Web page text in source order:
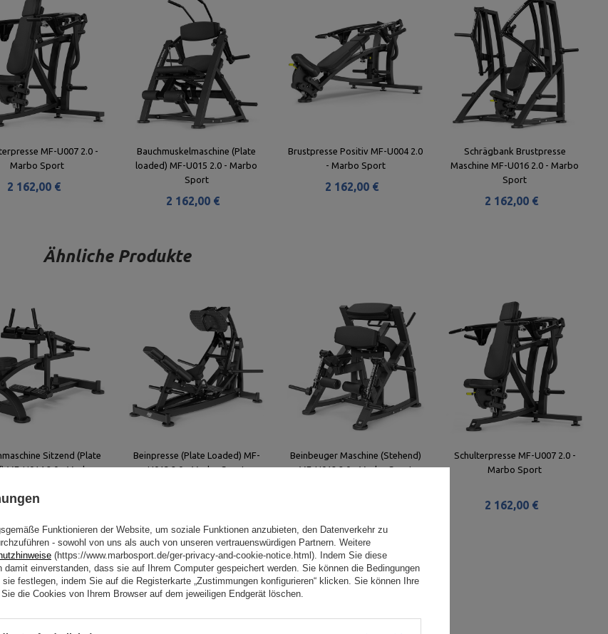
MF-U007 2.0 -
Marbo Sport
2 162,00 €
Bauchmuskelmaschine (Plate
loaded) MF-U015 2.0 - Marbo
Sport
2 162,00 €
Brustpresse Positiv MF-U004 2.0
- Marbo Sport
2 162,00 €
Schrägbank Brustpresse
Maschine MF-U016 2.0 - Marbo
Sport
2 162,00 €
Ähnliche Produkte
Sitzend (Plate
MF-U014 2.0 - Marbo
1 376,00 €
Beinpresse (Plate Loaded) MF-
U013 2.0 - Marbo Sport
Beinbeuger Maschine (Stehend)
MF-U012 2.0 - Marbo Sport
Schulterpresse MF-U007 2.0 -
Marbo Sport
2 162,00 €
Funktionieren der Website, um soziale Funktionen anzubieten, den Datenverkehr zu
- sowohl von uns als auch von unseren vertrauenswürdigen Partnern. Weitere
(https://www.marbosport.de/ger-privacy-and-cookie-notice.html). Indem Sie diese
einverstanden, dass sie auf Ihrem Computer gespeichert werden. Sie können die Bedingungen
festlegen, indem Sie auf die Registerkarte „Zustimmungen konfigurieren“ klicken. Sie können Ihre
die Cookies von Ihrem Browser auf dem jeweiligen Endgerät löschen.